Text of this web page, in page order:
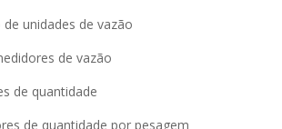
unidades de vazão
de vazão
de quantidade
de quantidade por pesagem